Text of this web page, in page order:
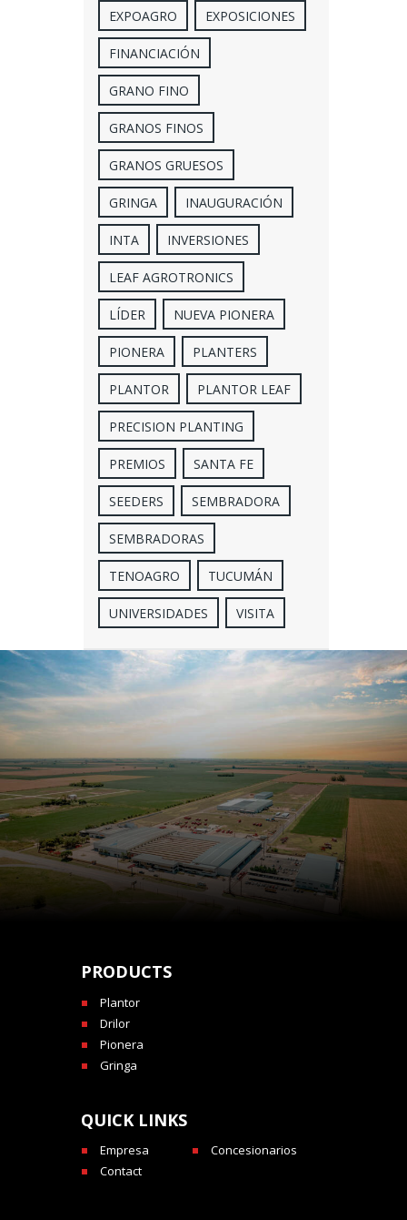
EXPOAGRO EXPOSICIONES
FINANCIACIÓN
GRANO FINO
GRANOS FINOS
GRANOS GRUESOS
GRINGA INAUGURACIÓN
INTA INVERSIONES
LEAF AGROTRONICS
LÍDER NUEVA PIONERA
PIONERA PLANTERS
PLANTOR PLANTOR LEAF
PRECISION PLANTING
PREMIOS SANTA FE
SEEDERS SEMBRADORA
SEMBRADORAS
TENOAGRO TUCUMÁN
UNIVERSIDADES VISITA
PRODUCTS
Plantor
Drilor
Pionera
Gringa
QUICK LINKS
Empresa
Concesionarios
Contact